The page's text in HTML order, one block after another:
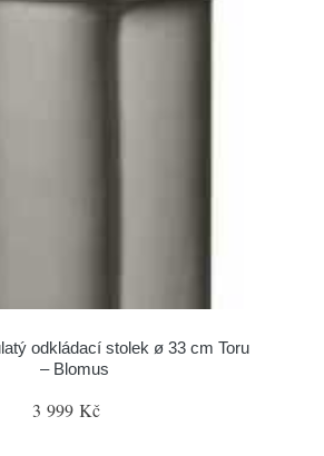
odkládací stolek ø 33 cm Toru
– Blomus
3 999 Kč